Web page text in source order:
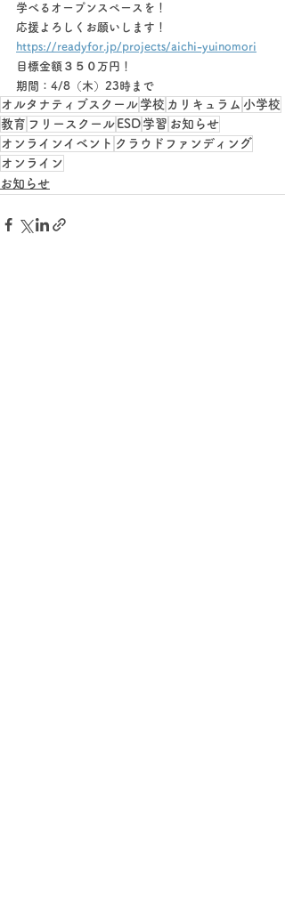
学べるオープンスペースを！
応援よろしくお願いします！
https://readyfor.jp/projects/aichi-yuinomori
目標金額３５０万円！
期間：4/8（木）23時まで
オルタナティブスクール 学校 カリキュラム 小学校
教育 フリースクール ESD 学習 お知らせ
オンラインイベント クラウドファンディング
オンライン
お知らせ